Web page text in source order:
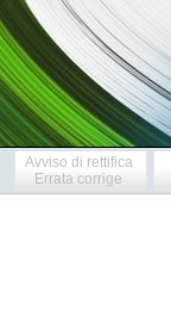
Avviso di rettifica
Errata corrige